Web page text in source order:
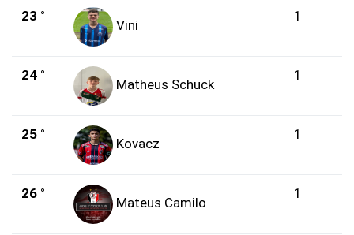
23 °
Vini
1
24 °
Matheus Schuck
1
25 °
Kovacz
1
26 °
Mateus Camilo
1